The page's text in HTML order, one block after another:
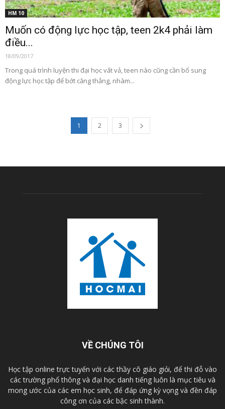
HM 10
Muốn có động lực học tập, teen 2k4 phải làm
điều...
18/09/2017
Trong quá trình luyện thi đại học vất vả, teen nào cũng cần bổ sung
động lực học tập để bớt căng thẳng, nhàm...
1 2 3
VỀ CHÚNG TÔI
Học tập online trực tuyến với các thầy cô giáo giỏi, để thi đỗ vào
các trường phổ thông và đại học danh tiếng luôn là mục tiêu và
mong ước của các em học sinh, để đáp ứng kỳ vọng và đền đáp
công ơn của các bậc sinh thành.